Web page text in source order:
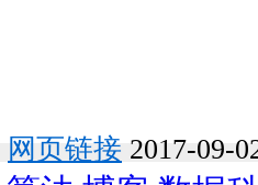
网页链接 2017-09-